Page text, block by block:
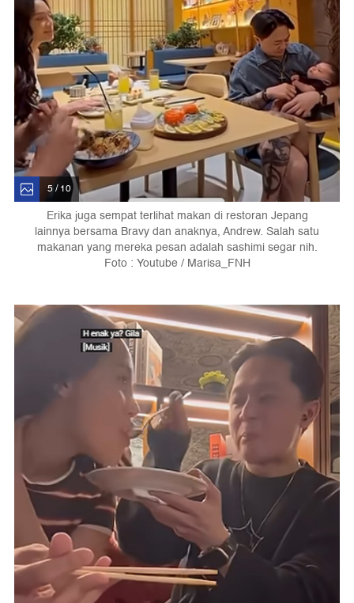
5 / 10
Erika juga sempat terlihat makan di restoran Jepang
lainnya bersama Bravy dan anaknya, Andrew. Salah satu
makanan yang mereka pesan adalah sashimi segar nih.
Foto : Youtube / Marisa_FNH